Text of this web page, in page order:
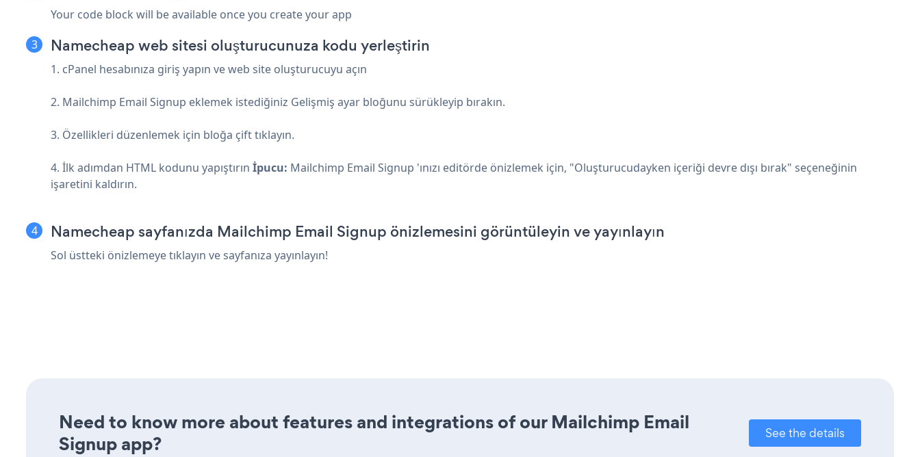
Your code block will be available once you create your app
Namecheap web sitesi oluşturucunuza kodu yerleştirin
1. cPanel hesabınıza giriş yapın ve web site oluşturucuyu açın
2. Mailchimp Email Signup eklemek istediğiniz Gelişmiş ayar bloğunu sürükleyip bırakın.
3. Özellikleri düzenlemek için bloğa çift tıklayın.
4. İlk adımdan HTML kodunu yapıştırın İpucu: Mailchimp Email Signup 'ınızı editörde önizlemek için, "Oluşturucudayken içeriği devre dışı bırak" seçeneğinin
işaretini kaldırın.
Namecheap sayfanızda Mailchimp Email Signup önizlemesini görüntüleyin ve yayınlayın
Sol üstteki önizlemeye tıklayın ve sayfanıza yayınlayın!
Need to know more about features and integrations of our Mailchimp Email
Signup app?
See the details